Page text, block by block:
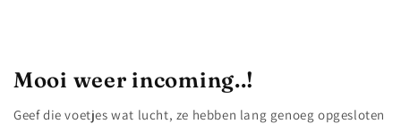
Mooi weer incoming..!
Geef die voetjes wat lucht, ze hebben lang genoeg opgesloten